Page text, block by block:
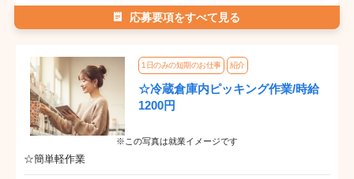
応募要項をすべて見る
1日のみの短期のお仕事 紹介
☆冷蔵倉庫内ピッキング作業/時給
1200円
※この写真は就業イメージです
☆簡単軽作業